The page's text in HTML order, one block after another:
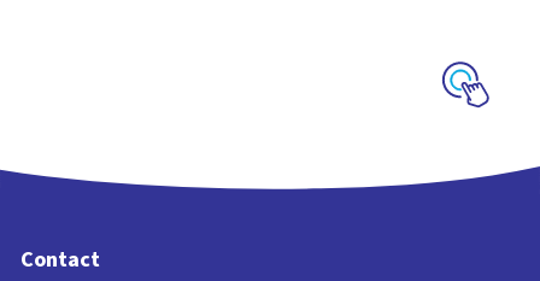
Contact